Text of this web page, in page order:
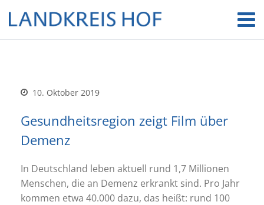
10. Oktober 2019
Gesundheitsregion zeigt Film über
Demenz
In Deutschland leben aktuell rund 1,7 Millionen
Menschen, die an Demenz erkrankt sind. Pro Jahr
kommen etwa 40.000 dazu, das heißt: rund 100